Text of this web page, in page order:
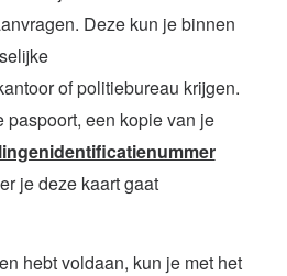
Deze kun je binnen
of politiebureau krijgen.
paspoort, een kopie van je
je deze kaart gaat
hebt voldaan, kun je met het